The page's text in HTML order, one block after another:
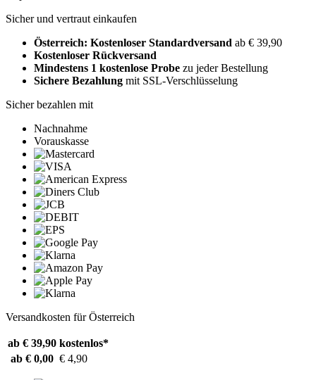
Sicher und vertraut einkaufen
Österreich: Kostenloser Standardversand ab € 39,90
Kostenloser Rückversand
Mindestens 1 kostenlose Probe zu jeder Bestellung
Sichere Bezahlung mit SSL-Verschlüsselung
Sicher bezahlen mit
Nachnahme
Vorauskasse
Versandkosten für Österreich
ab € 39,90 kostenlos*
ab € 0,00 € 4,90